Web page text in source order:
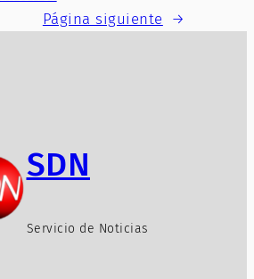
Página siguiente
→
SDN
Servicio de Noticias